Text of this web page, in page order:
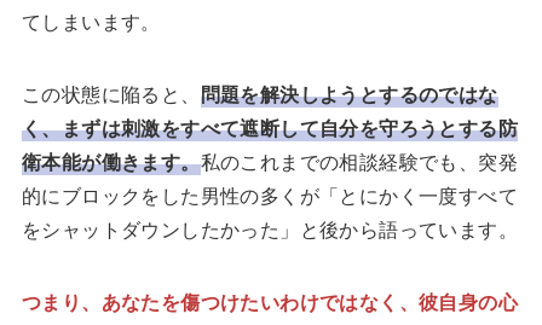
てしまいます。
この状態に陥ると、 問題を解決しようとするのではな
く、まずは刺激をすべて遮断して自分を守ろうとする防
衛本能が働きます。私のこれまでの相談経験でも、突発
的にブロックをした男性の多くが「とにかく一度すべて
をシャットダウンしたかった」と後から語っています。
つまり、あなたを傷つけたいわけではなく、彼自身の心